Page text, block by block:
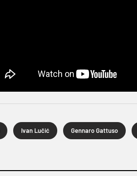
Ivan Lučić Gennaro Gattuso